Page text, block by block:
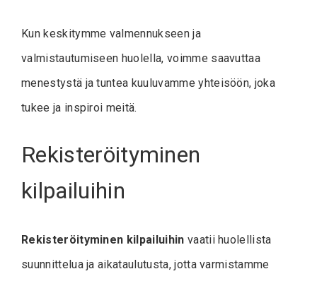
Kun keskitymme valmennukseen ja
valmistautumiseen huolella, voimme saavuttaa
menestystä ja tuntea kuuluvamme yhteisöön, joka
tukee ja inspiroi meitä.
Rekisteröityminen
kilpailuihin
Rekisteröityminen kilpailuihin vaatii huolellista
suunnittelua ja aikataulutusta, jotta varmistamme